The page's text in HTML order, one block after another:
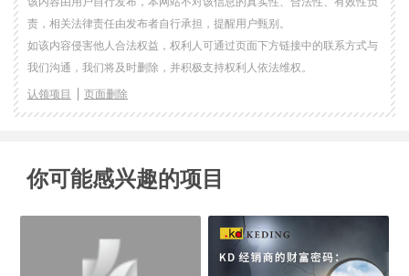
责，相关法律责任由发布者自行承担，提醒用户甄别。
如该内容侵害他人合法权益，权利人可通过页面下方链接中的联系方式与
我们沟通，我们将及时删除，并积极支持权利人依法维权。
认领项目 页面删除
你可能感兴趣的项目